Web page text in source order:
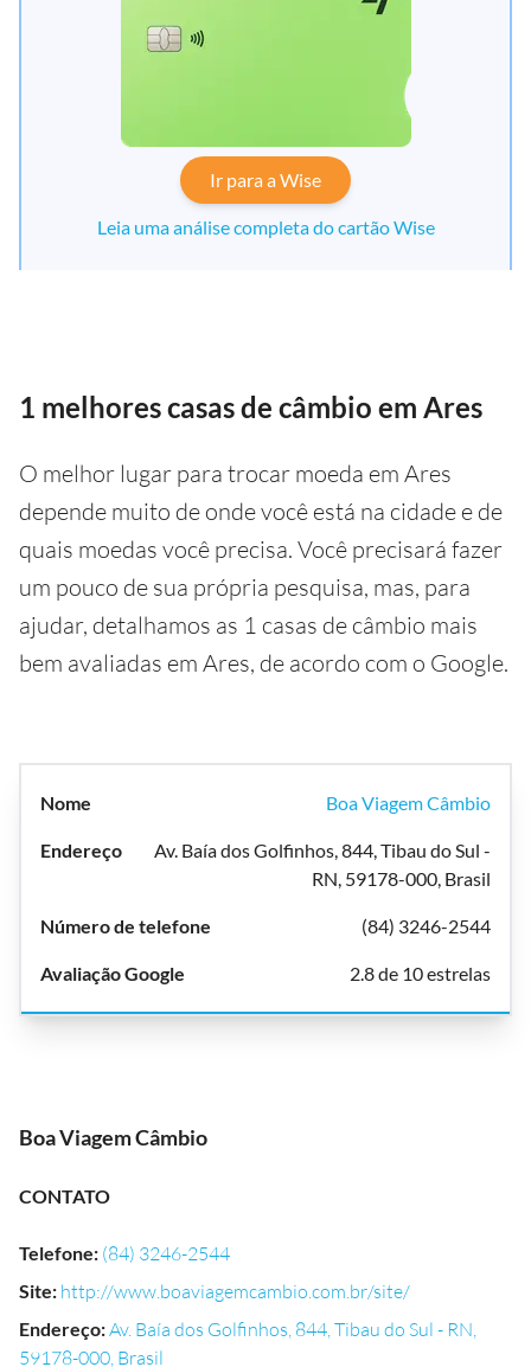
Ir para a Wise
Leia uma análise completa do cartão Wise
1 melhores casas de câmbio em Ares
O melhor lugar para trocar moeda em Ares
depende muito de onde você está na cidade e de
quais moedas você precisa. Você precisará fazer
um pouco de sua própria pesquisa, mas, para
ajudar, detalhamos as 1 casas de câmbio mais
bem avaliadas em Ares, de acordo com o Google.
Boa Viagem Câmbio
Av. Baía dos Golfinhos, 844, Tibau do Sul -
RN, 59178-000, Brasil
(84) 3246-2544
2.8 de 10 estrelas
Boa Viagem Câmbio
CONTATO
Telefone: (84) 3246-2544
Site: http://www.boaviagemcambio.com.br/site/
Endereço:Av. Baía dos Golfinhos, 844, Tibau do Sul - RN,
59178-000, Brasil